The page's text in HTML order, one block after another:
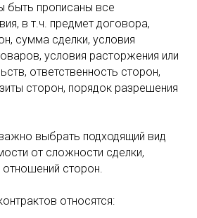
быть прописаны все
в т.ч. предмет договора,
сумма сделки, условия
условия расторжения или
ответственность сторон,
сторон, порядок разрешения
выбрать подходящий вид
от сложности сделки,
сторон.
относятся: